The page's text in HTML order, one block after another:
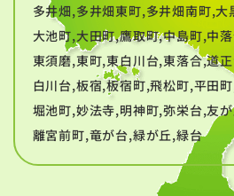
多井畑,多井畑東町,多井畑南町,大
大池町,大田町,鷹取町,中島町,中
東須磨,東町,東白川台,東落合,道
白川台,板宿,板宿町,飛松町,平田
堀池町,妙法寺,明神町,弥栄台,友
離宮前町,竜が台,緑が丘,緑台